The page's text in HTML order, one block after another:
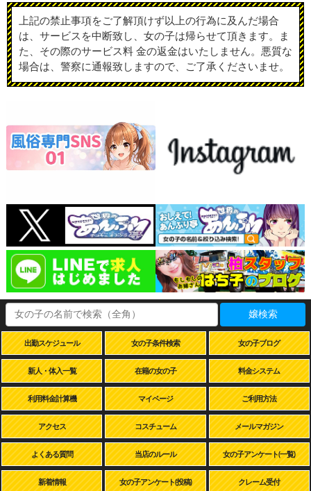
上記の禁止事項をご了解頂けず以上の行為に及んだ場合
は、サービスを中断致し、女の子は帰らせて頂きます。ま
た、その際のサービス料 金の返金はいたしません。悪質な
場合は、警察に通報致しますので、ご了承くださいませ。
嬢検索
出勤スケジュール 女の子条件検索 女の子ブログ
新人・体入一覧 在籍の女の子 料金システム
利用料金計算機 マイページ ご利用方法
アクセス コスチューム メールマガジン
よくある質問 当店のルール 女の子アンケート(一覧)
新着情報 女の子アンケート(投稿) クレーム受付